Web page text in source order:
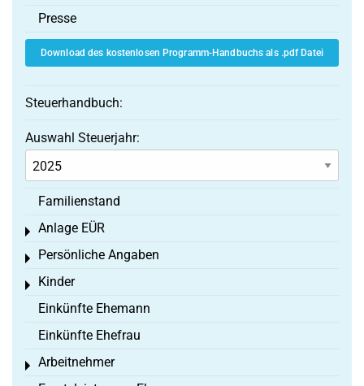
Presse
Download des kostenlosen Programm-Handbuchs als .pdf Datei
Steuerhandbuch:
Auswahl Steuerjahr:
Familienstand
Anlage EÜR
Toggle menu
Persönliche Angaben
Toggle menu
Kinder
Toggle menu
Einkünfte Ehemann
Einkünfte Ehefrau
Arbeitnehmer
Toggle menu